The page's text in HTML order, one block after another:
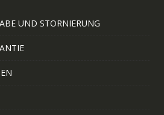
UND STORNIERUNG